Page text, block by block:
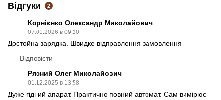
Відгуки 2
Корнієнко Олександр Миколайович
07.01.2026 в 09:20
Достойна зарядка. Швидке відправлення замовлення
Відповісти
Рясний Олег Миколайович
01.12.2025 в 13:58
Дуже гідний апарат. Практично повний автомат. Сам вимірює